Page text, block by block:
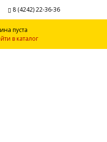
8 (4242) 22-36-36
пуста
в каталог